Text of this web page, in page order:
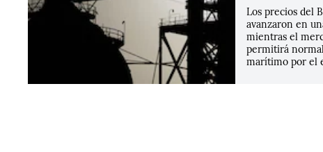
Los precios del
avanzaron en
mientras el
permitirá
marítimo por el